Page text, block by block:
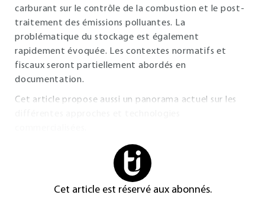
carburant sur le contrôle de la combustion et le post-
traitement des émissions polluantes. La
problématique du stockage est également
rapidement évoquée. Les contextes normatifs et
fiscaux seront partiellement abordés en
documentation.
Cet article propose aussi un panorama actuel sur les
Cet article est réservé aux abonnés.